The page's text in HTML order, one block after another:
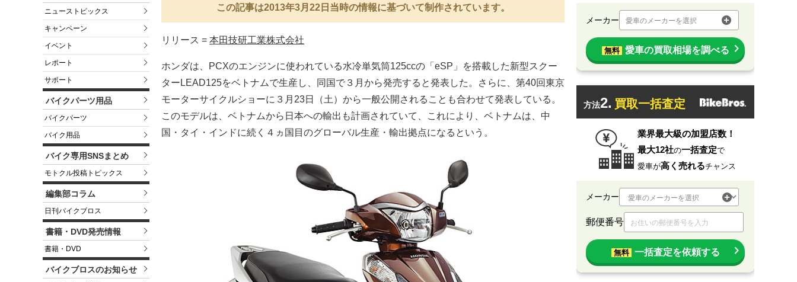
ニューストピックス
キャンペーン
イベント
レポート
サポート
バイクパーツ用品
バイクパーツ
バイク用品
バイク専用SNSまとめ
モトクル投稿トピックス
編集部コラム
日刊バイクブロス
書籍・DVD発売情報
書籍・DVD
バイクブロスのお知らせ
この記事は2013年3月22日当時の情報に基づいて制作されています。
リリース = 本田技研工業株式会社
ホンダは、PCXのエンジンに使われている水冷単気筒125ccの「eSP」を搭載した新型スクー
ターLEAD125をベトナムで生産し、同国で３月から発売すると発表した。さらに、第40回東京
モーターサイクルショーに３月23日（土）から一般公開されることも合わせて発表している。
このモデルは、ベトナムから日本への輸出も計画されていて、これにより、ベトナムは、中
国・タイ・インドに続く４ヵ国目のグローバル生産・輸出拠点になるという。
メーカー 愛車のメーカーを選択
無料 愛車の買取相場を調べる
方法2. 買取一括査定
業界最大級の加盟店数！
最大12社の一括査定で
愛車が高く売れるチャンス
メーカー
郵便番号
無料 一括査定を依頼する